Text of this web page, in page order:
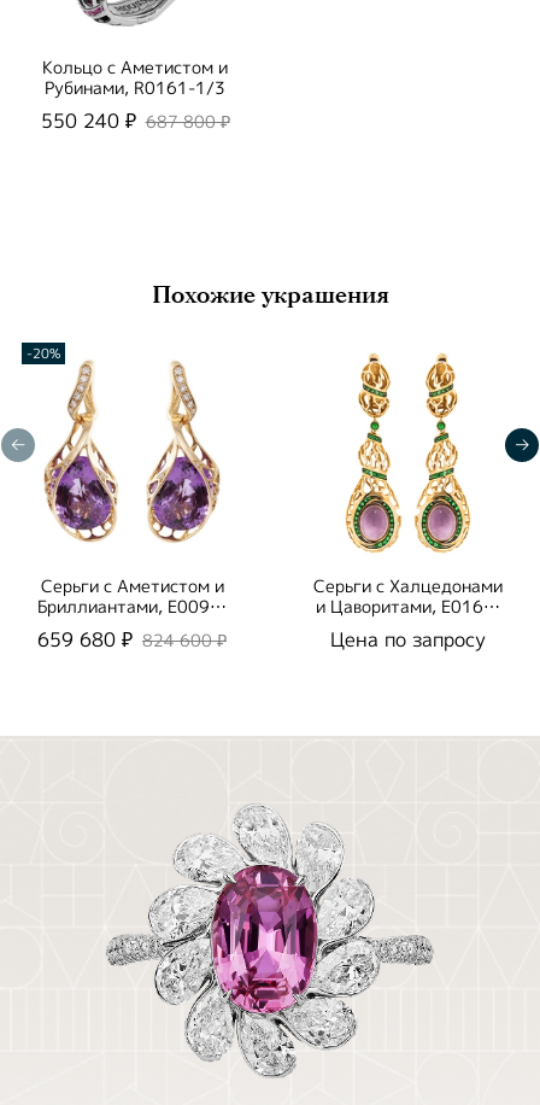
Кольцо с Аметистом и
Рубинами, R0161-1/3
550 240 ₽ 687 800 ₽
Похожие украшения
-20%
Серьги с Аметистом и
Бриллиантами, E0093-
0/4
659 680 ₽ 824 600 ₽
Серьги с Халцедонами
и Цаворитами, E0161-
Цена по запросу